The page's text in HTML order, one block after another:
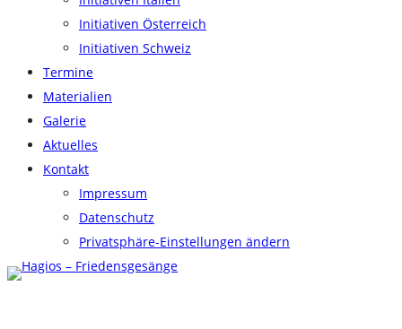
Initiativen Österreich
Initiativen Schweiz
Termine
Materialien
Galerie
Aktuelles
Kontakt
Impressum
Datenschutz
Privatsphäre-Einstellungen ändern